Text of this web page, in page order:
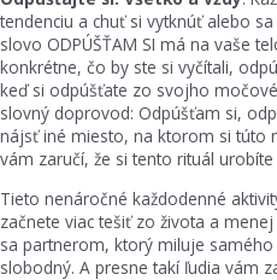
tendenciu a chuť si vytknúť alebo
slovo ODPÚŠŤAM SI má na vaše
konkrétne, čo by ste si vyčítali,
keď si odpúšťate zo svojho
slovný doprovod: Odpúšťam si,
nájsť iné miesto, na ktorom si túto
vám zaručí, že si tento rituál
Tieto nenáročné každodenné
začnete viac tešiť zo života a
sa partnerom, ktorý miluje
slobodný. A presne takí ľudia vám